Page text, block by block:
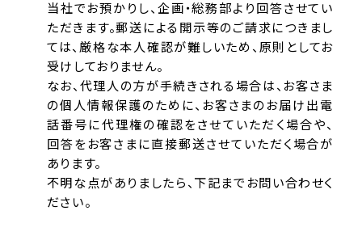
当社でお預かりし、企画・総務部より回答させてい
ただきます。郵送による開示等のご請求につきまし
ては、厳格な本人確認が難しいため、原則としてお
受けしておりません。
なお、代理人の方が手続きされる場合は、お客さま
の個人情報保護のために、お客さまのお届け出電
話番号に代理権の確認をさせていただく場合や、
回答をお客さまに直接郵送させていただく場合が
あります。
不明な点がありましたら、下記までお問い合わせく
ださい。